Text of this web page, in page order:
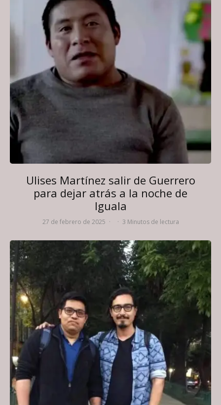
Ulises Martínez salir de Guerrero
para dejar atrás a la noche de
Iguala
27 de febrero de 2025 · · 3 Minutos de lectura